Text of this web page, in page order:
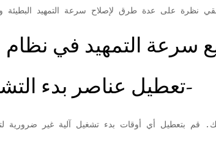
# 1- تعطيل عناصر بدء التشغيل-